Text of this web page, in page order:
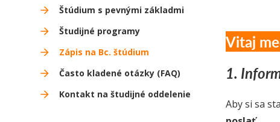
Štúdium s pevnými základmi
Študijné programy
Zápis na Bc. štúdium
Často kladené otázky (FAQ)
Kontakt na študijné oddelenie
Vitaj
1.
Aby si sa